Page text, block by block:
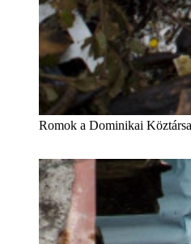
Romok a Dominikai